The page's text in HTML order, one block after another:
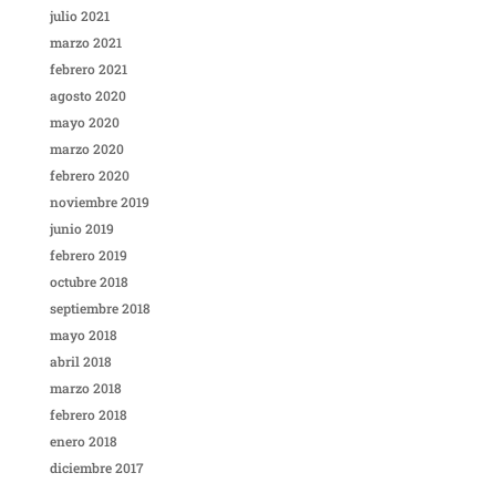
julio 2021
marzo 2021
febrero 2021
agosto 2020
mayo 2020
marzo 2020
febrero 2020
noviembre 2019
junio 2019
febrero 2019
octubre 2018
septiembre 2018
mayo 2018
abril 2018
marzo 2018
febrero 2018
enero 2018
diciembre 2017